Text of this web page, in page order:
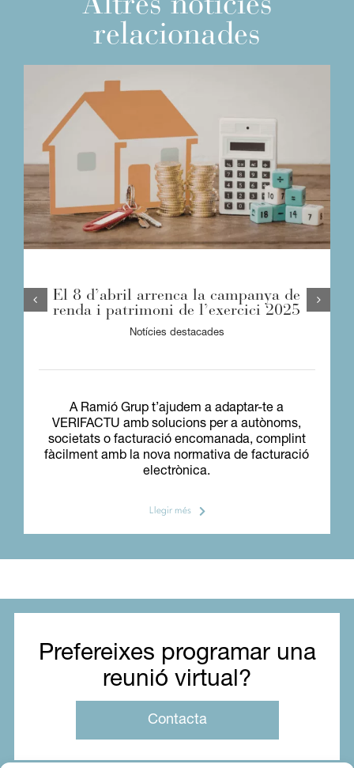
relacionades
El 8 d’abril arrenca la campanya de
renda i patrimoni de l’exercici 2025
Notícies destacades
A Ramió Grup t’ajudem a adaptar-te a
VERIFACTU amb solucions per a autònoms,
societats o facturació encomanada, complint
fàcilment amb la nova normativa de facturació
electrònica.
Llegir més
Prefereixes programar una
reunió virtual?
Contacta